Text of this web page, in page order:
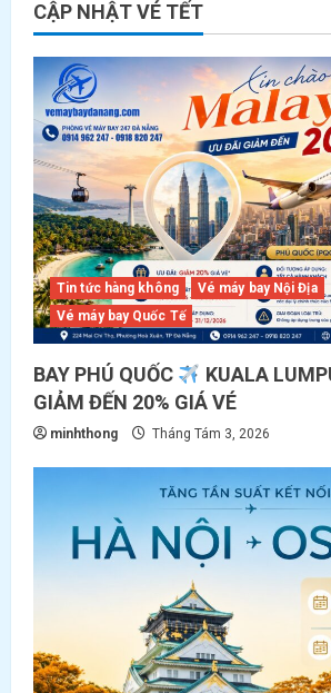
CẬP NHẬT VÉ TẾT
Tin tức hàng không
Vé máy bay Nội Địa
Vé máy bay Quốc Tế
BAY PHÚ QUỐC
KUALA
GIẢM ĐẾN 20% GIÁ VÉ
minhthong Tháng Tám 3, 2026